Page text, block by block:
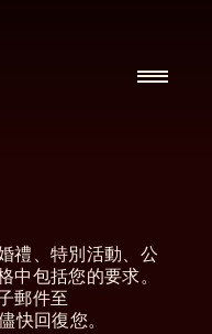
禮、特別活動、公
包括您的要求。
郵件至
快回復您。